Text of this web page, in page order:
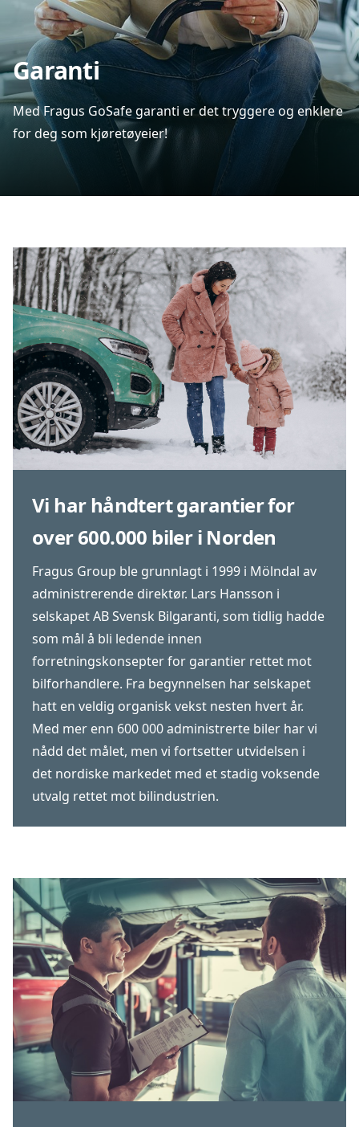
Garanti
Med Fragus GoSafe garanti er det tryggere og enklere
for deg som kjøretøyeier!
Vi har håndtert garantier for
over 600.000 biler i Norden
Fragus Group ble grunnlagt i 1999 i Mölndal av
administrerende direktør. Lars Hansson i
selskapet AB Svensk Bilgaranti, som tidlig hadde
som mål å bli ledende innen
forretningskonsepter for garantier rettet mot
bilforhandlere. Fra begynnelsen har selskapet
hatt en veldig organisk vekst nesten hvert år.
Med mer enn 600 000 administrerte biler har vi
nådd det målet, men vi fortsetter utvidelsen i
det nordiske markedet med et stadig voksende
utvalg rettet mot bilindustrien.